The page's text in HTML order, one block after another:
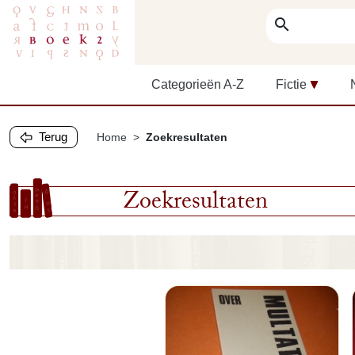
search
Categorieën A-Z Fictie
Terug Home Zoekresultaten
Zoekresultaten